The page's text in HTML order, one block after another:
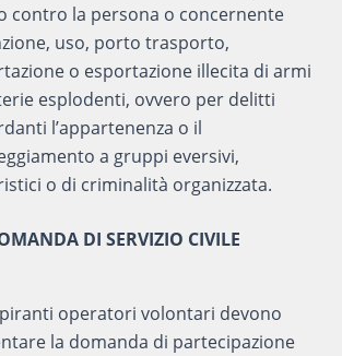
contro la persona o concernente
uso, porto trasporto,
o esportazione illecita di armi
esplodenti, ovvero per delitti
l’appartenenza o il
a gruppi eversivi,
o di criminalità organizzata.
DI SERVIZIO CIVILE
operatori volontari devono
la domanda di partecipazione